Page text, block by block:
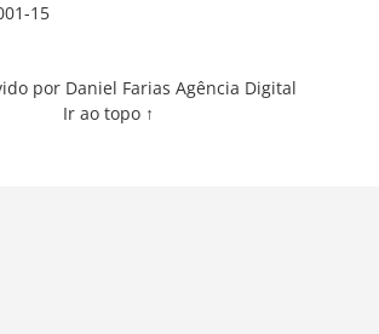
15
por Daniel Farias Agência Digital
Ir ao topo ↑